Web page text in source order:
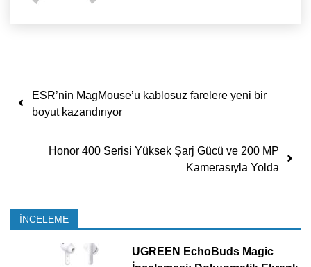
Yazı dolaşımı
ESR’nin MagMouse’u kablosuz farelere yeni bir
boyut kazandırıyor
Honor 400 Serisi Yüksek Şarj Gücü ve 200 MP
Kamerasıyla Yolda
İNCELEME
UGREEN EchoBuds Magic